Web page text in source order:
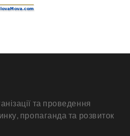
та проведення
пропаганда та розвиток